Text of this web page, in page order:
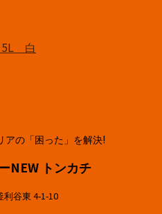
5L 白
アの「困った」を解決!
NEW トンカチ
利谷東 4-1-10